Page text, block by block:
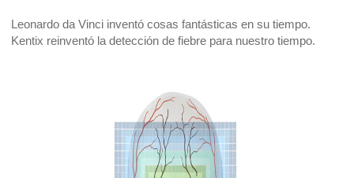
Leonardo da Vinci inventó cosas fantásticas en su tiempo.
Kentix reinventó la detección de fiebre para nuestro tiempo.